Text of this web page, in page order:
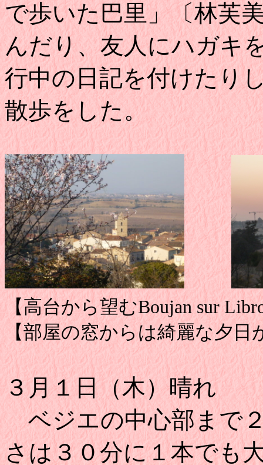
で歩いた巴里」〔林芙
んだり、友人にハガキ
行中の日記を付けたり
散歩をした。
【高台から望むBoujan sur
【部屋の窓からは綺麗な夕
３月１日（木）晴れ
ベジエの中心部まで
さは３０分に１本でも